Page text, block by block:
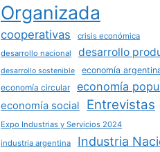
Organizada
cooperativas
crisis económica
desarrollo nacional
desarrollo
desarrollo sostenible
economía
economía circular
economía
economía social Entrevistas
Expo Industrias y Servicios 2024
industria argentina
Industria